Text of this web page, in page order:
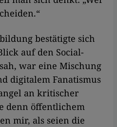
bestätigte sich
auf den Social-
war eine Mischung
digitalem Fanatismus
an kritischer
denn öffentlichem
mir, als seien die